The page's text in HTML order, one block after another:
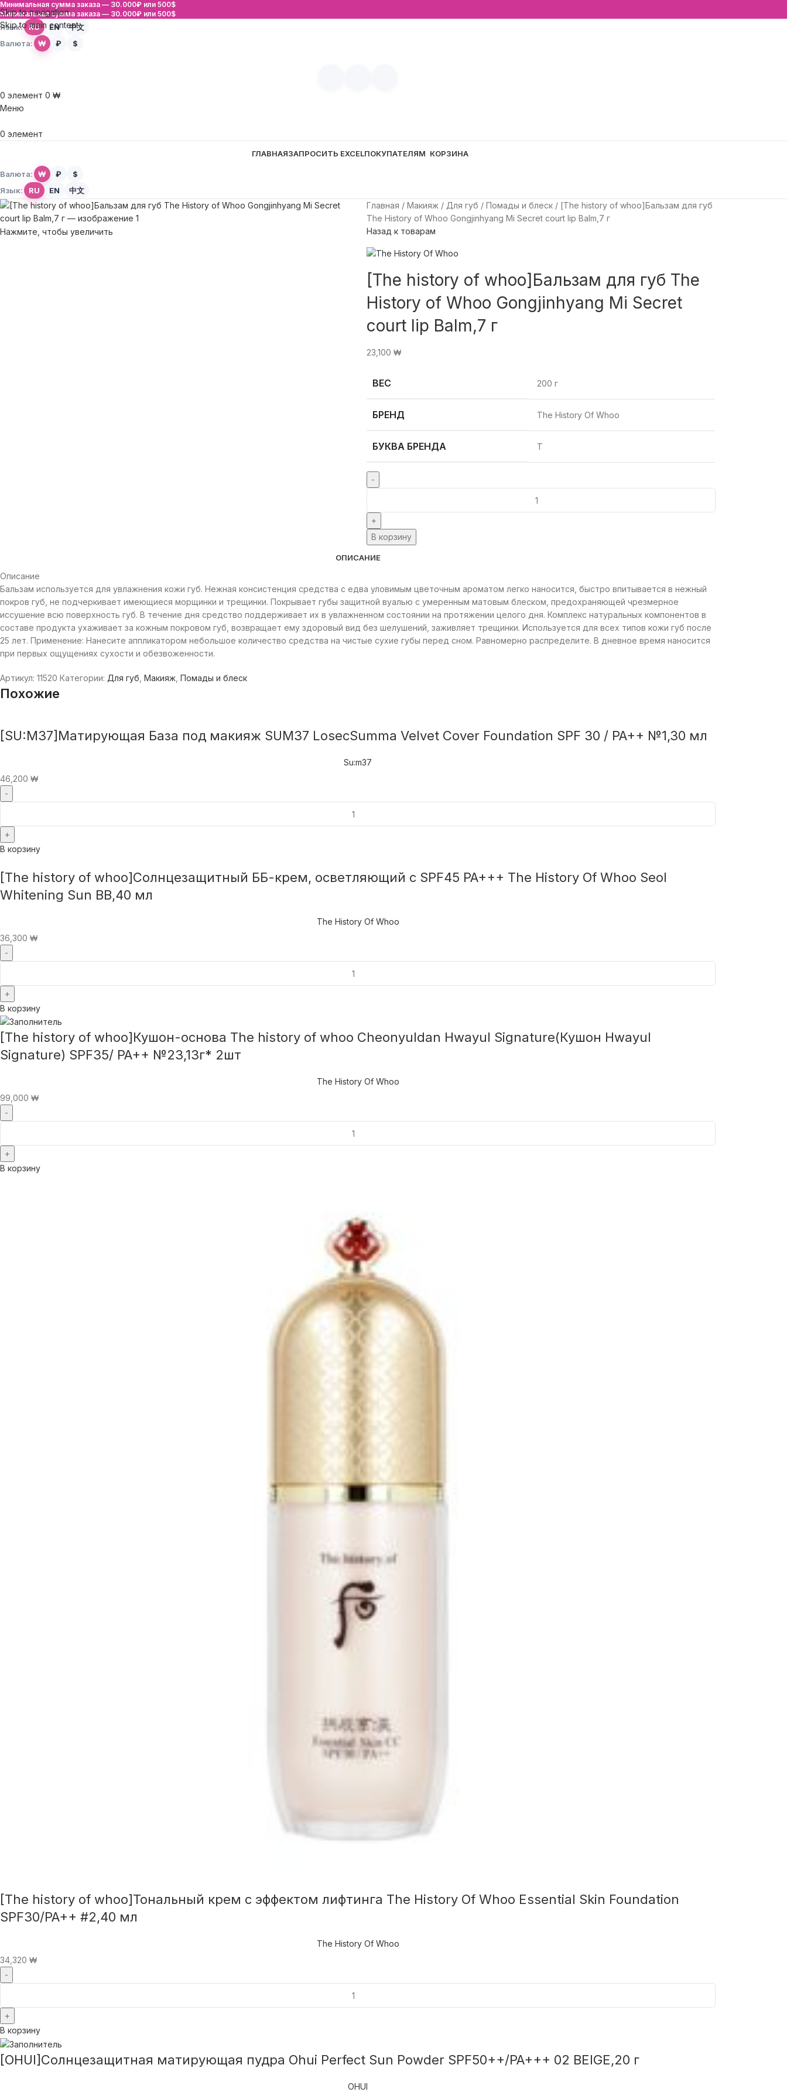
Skip to navigation
Skip to main content
Минимальная сумма заказа — 30.000₽ или 500$
Минимальная сумма заказа — 30.000₽ или 500$
Язык: RU EN
中文
Валюта:
₩ ₽ $
0 элемент 0 ₩
Меню
0 элемент
ГЛАВНАЯЗАПРОСИТЬ EXCELПОКУПАТЕЛЯМ КОРЗИНА
Валюта: ₩ ₽
$
Язык:
RU EN 中文
Нажмите, чтобы увеличить
Главная Макияж Для губ Помады и блеск
[The history of whoo]Бальзам для губ
The History of Whoo Gongjinhyang Mi Secret court lip Balm,7 г
Назад к товарам
[The history of whoo]Бальзам для губ The
History of Whoo Gongjinhyang Mi Secret
court lip Balm,7 г
23,100 ₩
ВЕС 200 г
БРЕНД The History Of Whoo
БУКВА БРЕНДА T
В корзину
ОПИСАНИЕ
Описание
Бальзам используется для увлажнения кожи губ. Нежная консистенция средства с едва уловимым цветочным ароматом легко наносится, быстро впитывается в нежный
покров губ, не подчеркивает имеющиеся морщинки и трещинки. Покрывает губы защитной вуалью с умеренным матовым блеском, предохраняющей чрезмерное
иссушение всю поверхность губ. В течение дня средство поддерживает их в увлажненном состоянии на протяжении целого дня. Комплекс натуральных компонентов в
составе продукта ухаживает за кожным покровом губ, возвращает ему здоровый вид без шелушений, заживляет трещинки. Используется для всех типов кожи губ после
25 лет. Применение: Нанесите аппликатором небольшое количество средства на чистые сухие губы перед сном. Равномерно распределите. В дневное время наносится
при первых ощущениях сухости и обезвоженности.
Артикул: 11520 Категории: Для губ Макияж Помады и блеск
Похожие
[SU:M37]Матирующая База под макияж SUM37 LosecSumma Velvet Cover Foundation SPF 30 / PA++ №1,30 мл
Su:m37
46,200 ₩
В корзину
[The history of whoo]Солнцезащитный ББ-крем, осветляющий с SPF45 PA+++ The History Of Whoo Seol
Whitening Sun BB,40 мл
The History Of Whoo
36,300 ₩
В корзину
[The history of whoo]Кушон-основа The history of whoo Cheonyuldan Hwayul Signature(Кушон Hwayul
Signature) SPF35/ PA++ №23,13г* 2шт
The History Of Whoo
99,000 ₩
В корзину
[The history of whoo]Тональный крем c эффектом лифтинга The History Of Whoo Essential Skin Foundation
SPF30/PA++ #2,40 мл
The History Of Whoo
34,320 ₩
В корзину
[OHUI]Солнцезащитная матирующая пудра Ohui Perfect Sun Powder SPF50++/PA+++ 02 BEIGE,20 г
OHUI